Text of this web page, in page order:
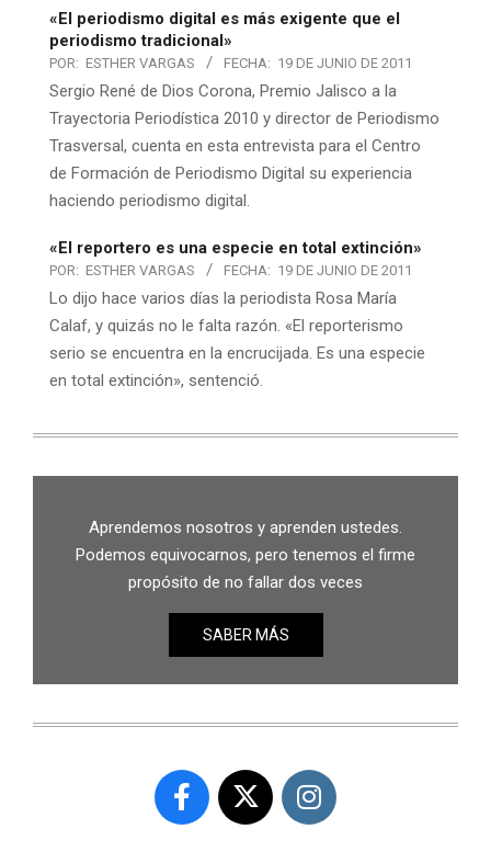
«El periodismo digital es más exigente que el
periodismo tradicional»
POR: ESTHER VARGAS FECHA: 19 DE JUNIO DE 2011
Sergio René de Dios Corona, Premio Jalisco a la
Trayectoria Periodística 2010 y director de Periodismo
Trasversal, cuenta en esta entrevista para el Centro
de Formación de Periodismo Digital su experiencia
haciendo periodismo digital.
«El reportero es una especie en total extinción»
POR: ESTHER VARGAS FECHA: 19 DE JUNIO DE 2011
Lo dijo hace varios días la periodista Rosa María
Calaf, y quizás no le falta razón. «El reporterismo
serio se encuentra en la encrucijada. Es una especie
en total extinción», sentenció.
Aprendemos nosotros y aprenden ustedes.
Podemos equivocarnos, pero tenemos el firme
propósito de no fallar dos veces
SABER MÁS